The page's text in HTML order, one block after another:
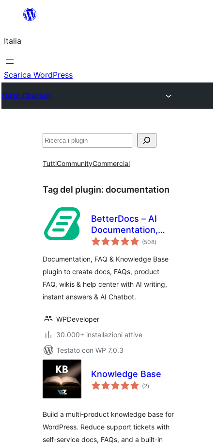
contenuto
Italia
Scarica WordPress
Plugin Directory
Cerca
TuttiCommunityCommercial
Tag del plugin: documentation
BetterDocs – AI
Documentation,
Knowledge Base,
with Chatbot
(508valutazioni
totali
)
Documentation, FAQ & Knowledge Base
plugin to create docs, FAQs, product
FAQ, wikis & help center with AI writing,
instant answers & AI Chatbot.
WPDeveloper
30.000+ installazioni attive
Testato con WP 7.0.3
Knowledge Base
(2valutazioni
totali
)
Build a multi-product knowledge base for
WordPress. Reduce support tickets with
self-service docs, FAQs, and a built-in